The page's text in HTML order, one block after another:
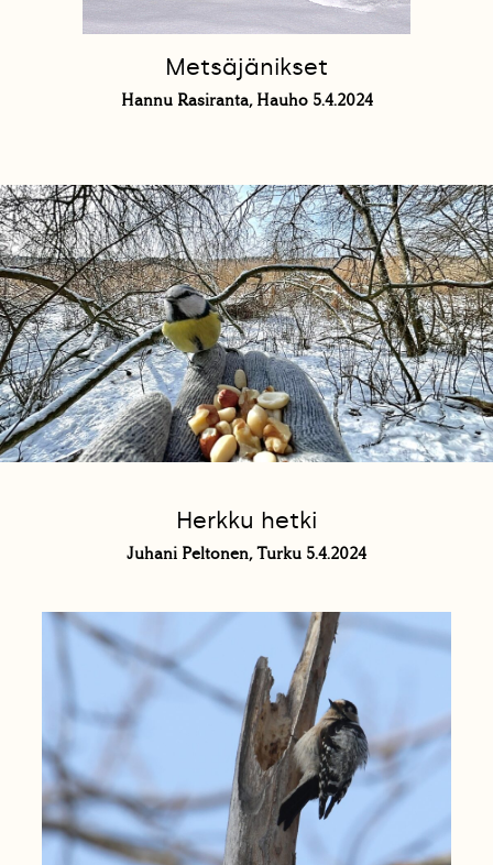
Metsäjänikset
Hannu Rasiranta, Hauho 5.4.2024
Herkku hetki
Juhani Peltonen, Turku 5.4.2024